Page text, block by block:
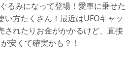
るみになって登場！愛車に乗せた
い方たくさん！最近はUFOキャッ
されたりお金がかかるけど、直接
安くて確実かも？！